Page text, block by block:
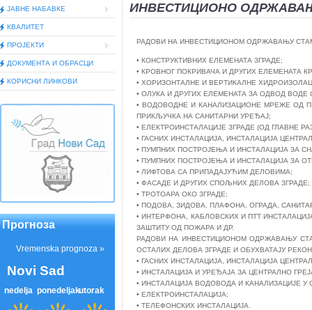
ИНВЕСТИЦИОНО
РАДОВИ НА ИНВЕСТИЦИОНОМ ОДРЖАВАЊУ
• КОНСТРУКТИВНИХ ЕЛЕМЕНАТА ЗГРАДЕ;
• КРОВНОГ ПОКРИВАЧА И ДРУГИХ ЕЛЕМЕНАТА
• ХОРИЗОНТАЛНЕ И ВЕРТИКАЛНЕ
• ОЛУКА И ДРУГИХ ЕЛЕМЕНАТА ЗА ОДВОД ВОДЕ
• ВОДОВОДНЕ И КАНАЛИЗАЦИОНЕ МРЕЖЕ ОД
ПРИКЉУЧКА НА САНИТАРНИ УРЕЂАЈ;
• ЕЛЕКТРОИНСТАЛАЦИЈЕ ЗГРАДЕ (ОД ГЛАВНЕ
• ГАСНИХ ИНСТАЛАЦИЈА, ИНСТАЛАЦИЈА
• ПУМПНИХ ПОСТРОЈЕЊА И ИНСТАЛАЦИЈА ЗА
• ПУМПНИХ ПОСТРОЈЕЊА И ИНСТАЛАЦИЈА ЗА
• ЛИФТОВА СА ПРИПАДАЈУЋИМ ДЕЛОВИМА;
• ФАСАДЕ И ДРУГИХ СПОЉНИХ ДЕЛОВА ЗГРАДЕ;
• ТРОТОАРА ОКО ЗГРАДЕ;
• ПОДОВА, ЗИДОВА, ПЛАФОНА, ОГРАДА,
• ИНТЕРФОНА, КАБЛОВСКИХ И ПТТ
ЗАШТИТУ ОД ПОЖАРА И ДР.
РАДОВИ НА ИНВЕСТИЦИОНОМ ОДРЖАВАЊУ
ОСТАЛИХ ДЕЛОВА ЗГРАДЕ И ОБУХВАТАЈУ
• ГАСНИХ ИНСТАЛАЦИЈА, ИНСТАЛАЦИЈА
• ИНСТАЛАЦИЈА И УРЕЂАЈА ЗА ЦЕНТРАЛНО
• ИНСТАЛАЦИЈА ВОДОВОДА И КАНАЛИЗАЦИЈЕ У
• ЕЛЕКТРОИНСТАЛАЦИЈА;
• ТЕЛЕФОНСКИХ ИНСТАЛАЦИЈА.
ЈАВНЕ НАБАВКЕ
КВАЛИТЕТ
ПРОЈЕКТИ
ДОКУМEНТА И ОБРАСЦИ
КОРИСНИ ЛИНКОВИ
Прогноза